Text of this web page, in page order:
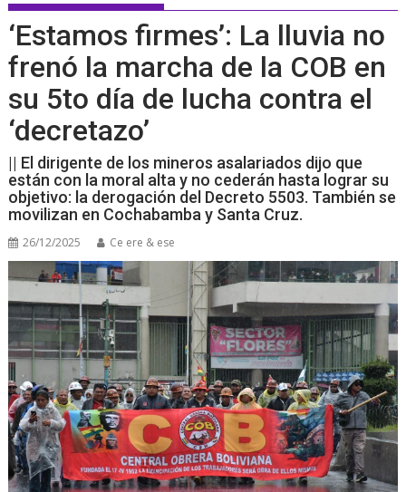
‘Estamos firmes’: La lluvia no
frenó la marcha de la COB en
su 5to día de lucha contra el
‘decretazo’
|| El dirigente de los mineros asalariados dijo que
están con la moral alta y no cederán hasta lograr su
objetivo: la derogación del Decreto 5503. También se
movilizan en Cochabamba y Santa Cruz.
26/12/2025 Ce ere & ese